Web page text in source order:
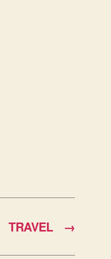
→
TRAVEL